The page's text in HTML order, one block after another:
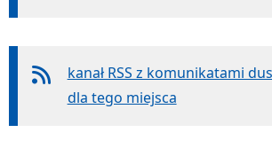
kanał RSS z komunikatami
dla tego miejsca